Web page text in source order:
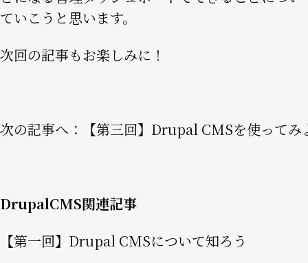
ていこうと思います。
次回の記事もお楽しみに！
次の記事へ： 【第三回】Drupal CMSを使ってみ
DrupalCMS関連記事
【第一回】Drupal CMSについて知ろう